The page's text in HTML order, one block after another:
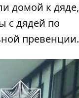
домой к дяде,
с дядей по
превенции.